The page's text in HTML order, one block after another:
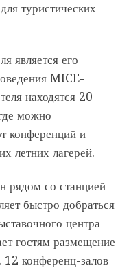
туристических
является его
MICE-
находятся 20
можно
конференций и
летних лагерей.
со станцией
быстро добраться
центра
гостям размещение
конференц-залов